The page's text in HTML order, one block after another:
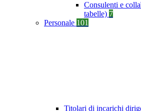
Consulenti e
tabelle) 7
Personale 101
Titolari di incarichi